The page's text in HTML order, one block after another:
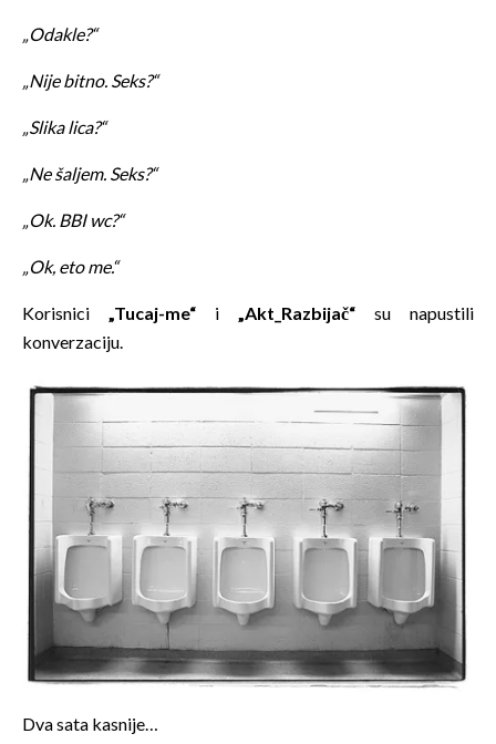
„Odakle?“
„Nije bitno. Seks?“
„Slika lica?“
„Ne šaljem. Seks?“
„Ok. BBI wc?“
„Ok, eto me.“
Korisnici „Tucaj-me“ i „Akt_Razbijač“ su napustili
konverzaciju.
Dva sata kasnije…